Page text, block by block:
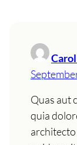
Quas aut
quia